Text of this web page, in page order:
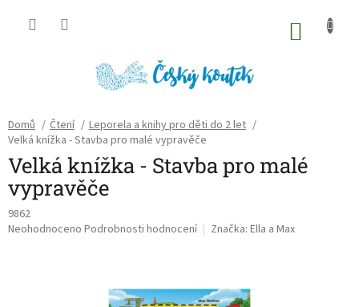
Domů / Čtení / Leporela a knihy pro děti do 2 let /
Velká knížka - Stavba pro malé vypravěče
Velká knížka - Stavba pro malé
vypravěče
9862
Průměrné
Neohodnoceno Podrobnosti hodnocení Značka: Ella a Max